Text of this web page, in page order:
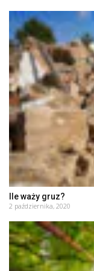
Ile waży gruz?
2 października, 2020